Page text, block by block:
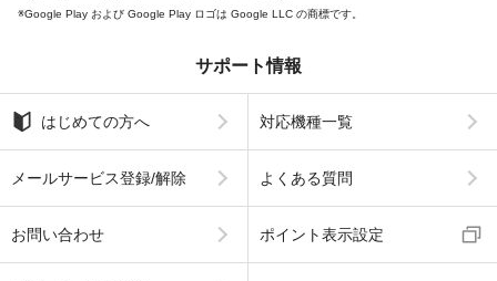
Google Play および Google Play ロゴは Google LLC の商標です。
サポート情報
はじめての方へ 対応機種一覧
メールサービス登録/解除 よくある質問
お問い合わせ ポイント表示設定